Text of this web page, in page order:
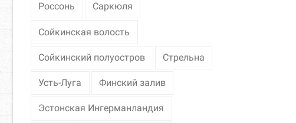
Россонь Саркюля
Сойкинская волость
Сойкинский полуостров Стрельна
Усть-Луга Финский залив
Эстонская Ингерманландия